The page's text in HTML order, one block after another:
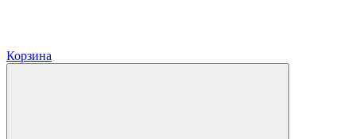
Корзина